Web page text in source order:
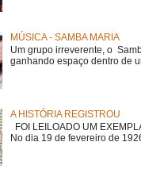
MÚSICA - SAMBA MARIA
Um grupo irreverente, o
ganhando espaço dentro de
A HISTÓRIA REGISTROU
FOI LEILOADO UM
No dia 19 de fevereiro de